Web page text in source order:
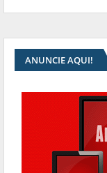
ANUNCIE AQUI!